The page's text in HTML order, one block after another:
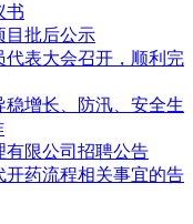
书
目批后公示
表大会召开，顺利完
增长、防汛、安全生
有限公司招聘公告
药流程相关事宜的告